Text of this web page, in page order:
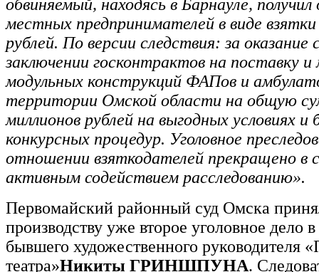
обвиняемый, находясь в Барнауле, получил
местных предпринимателей в виде
рублей. По версии следствия: за оказание
заключении госконтрактов на поставку
модульных конструкций ФАПов и
территории Омской области на общую
миллионов рублей на выгодных условиях и
конкурсных процедур. Уголовное
отношении взяткодателей прекращено в
активным содействием расследованию».
Первомайский районный суд Омска
производству уже второе уголовное дело
бывшего художественного руководителя
театра»Никиты ГРИНШПУНА.